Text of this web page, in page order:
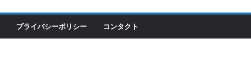
プライバシーポリシー コンタクト